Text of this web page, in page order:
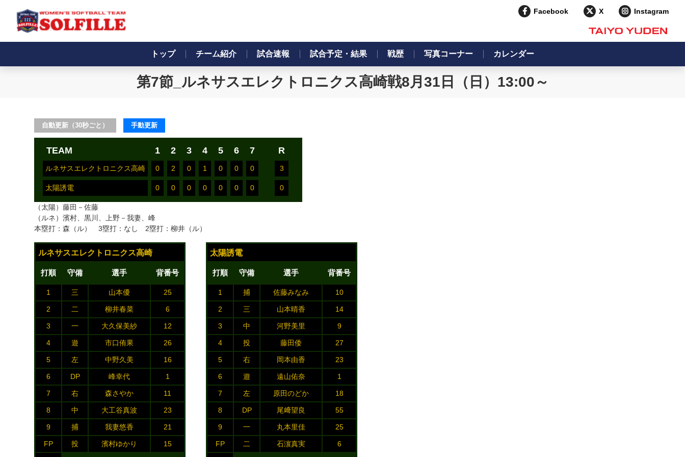
Facebook X Instagram
トップ チーム紹介 試合速報 試合予定・結果 戦歴 写真コーナー カレンダー
第7節_ルネサスエレクトロニクス高崎戦8月31日（日）13:00～
自動更新（30秒ごと） 手動更新
TEAM 1 2 3 4 5 6 7 R
ルネサスエレクトロニクス高崎 0 2 0 1 0 0 0 3
太陽誘電 0 0 0 0 0 0 0 0
（太陽）藤田－佐藤
（ルネ）濱村、黒川、上野－我妻、峰
本塁打：森（ル） 3塁打：なし 2塁打：柳井（ル）
ルネサスエレクトロニクス高崎
打順 守備 選手 背番号
1 三 山本優 25
2 二 柳井春菜 6
3 一 大久保美紗 12
4 遊 市口侑果 26
5 左 中野久美 16
6 DP 峰幸代 1
7 右 森さやか 11
8 中 大工谷真波 23
9 捕 我妻悠香 21
FP 投 濱村ゆかり 15
太陽誘電
打順 守備 選手 背番号
1 捕 佐藤みなみ 10
2 三 山本晴香 14
3 中 河野美里 9
4 投 藤田倭 27
5 右 岡本由香 23
6 遊 遠山佑奈 1
7 左 原田のどか 18
8 DP 尾﨑望良 55
9 一 丸本里佳 25
FP 二 石濵真実 6